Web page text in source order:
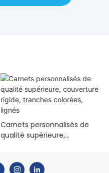
Carnets personnalisés de
qualité supérieure,